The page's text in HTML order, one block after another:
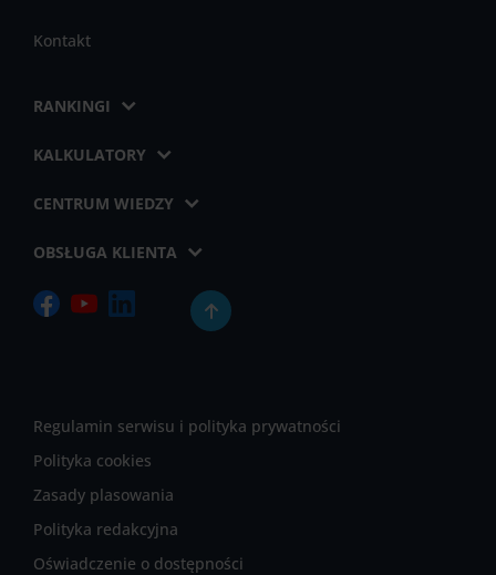
Kontakt
RANKINGI
KALKULATORY
CENTRUM WIEDZY
OBSŁUGA KLIENTA
Regulamin serwisu i polityka prywatności
Polityka cookies
Zasady plasowania
Polityka redakcyjna
Oświadczenie o dostępności